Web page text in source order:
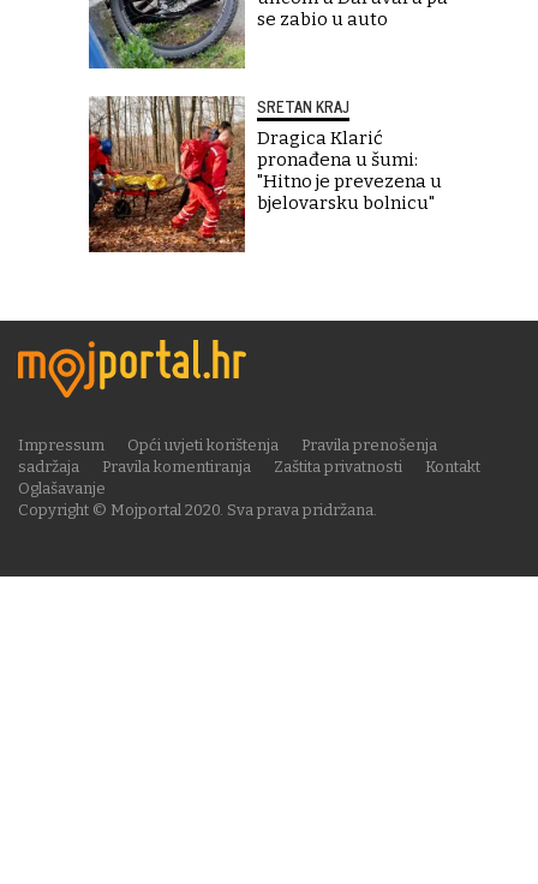
se zabio u auto
SRETAN KRAJ
Dragica Klarić
pronađena u šumi:
"Hitno je prevezena u
bjelovarsku bolnicu"
Copyright © Mojportal 2020. Sva prava pridržana.
Impressum Opći uvjeti korištenja
Pravila prenošenja
sadržaja
Pravila komentiranja Zaštita privatnosti
Kontakt
Oglašavanje